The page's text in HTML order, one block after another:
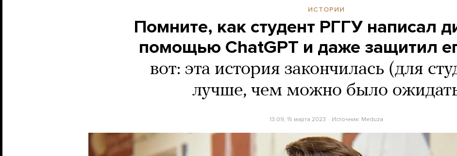
ИСТОРИИ
Помните, как студент РГГУ написал
помощью ChatGPT и даже защитил
вот: эта история закончилась (для
лучше, чем можно было
13:09, 15 марта 2023 Источник: Meduza